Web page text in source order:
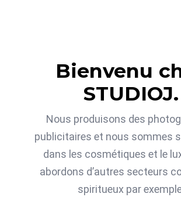
Bienvenu
STUDIOJ.
Nous produisons des
publicitaires et nous sommes
dans les cosmétiques et le
abordons d’autres secteurs
spiritueux par